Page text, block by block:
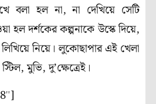
বলা হল না,না দেখিয়ে সেটি
হল দর্শকের কল্পনাকে উস্কে দিয়ে,
লিখিয়ে নিয়ে। লুকোছাপার এই খেলা
,মুভি,দু’ক্ষেত্রেই।